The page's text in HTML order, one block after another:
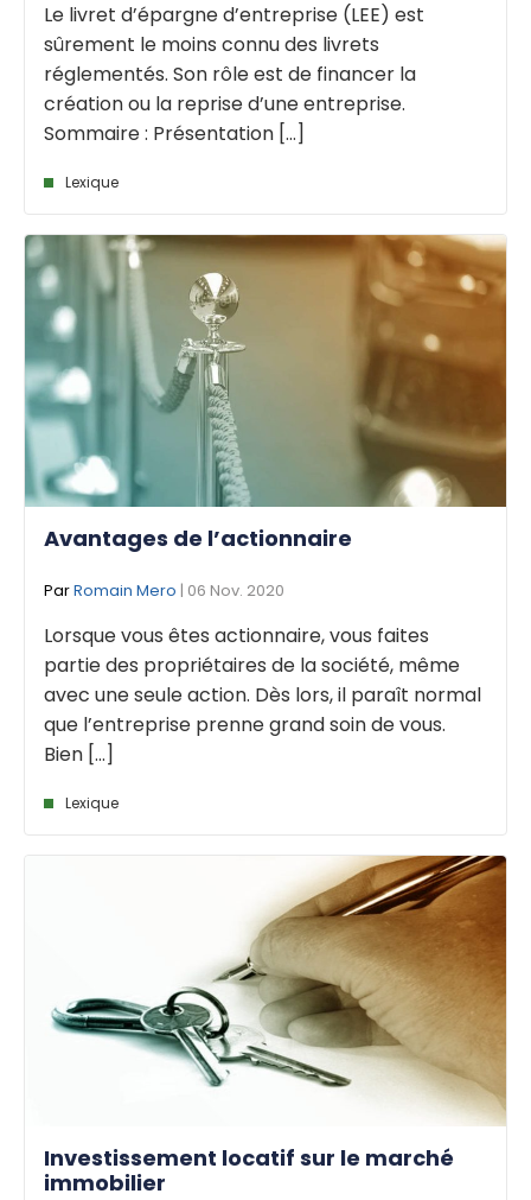
Le livret d’épargne d’entreprise (LEE) est
sûrement le moins connu des livrets
réglementés. Son rôle est de financer la
création ou la reprise d’une entreprise.
Sommaire : Présentation [...]
Lexique
Avantages de l’actionnaire
ParRomain Mero | 06 Nov. 2020
Lorsque vous êtes actionnaire, vous faites
partie des propriétaires de la société, même
avec une seule action. Dès lors, il paraît normal
que l’entreprise prenne grand soin de vous.
Bien [...]
Lexique
Investissement locatif sur le marché
immobilier